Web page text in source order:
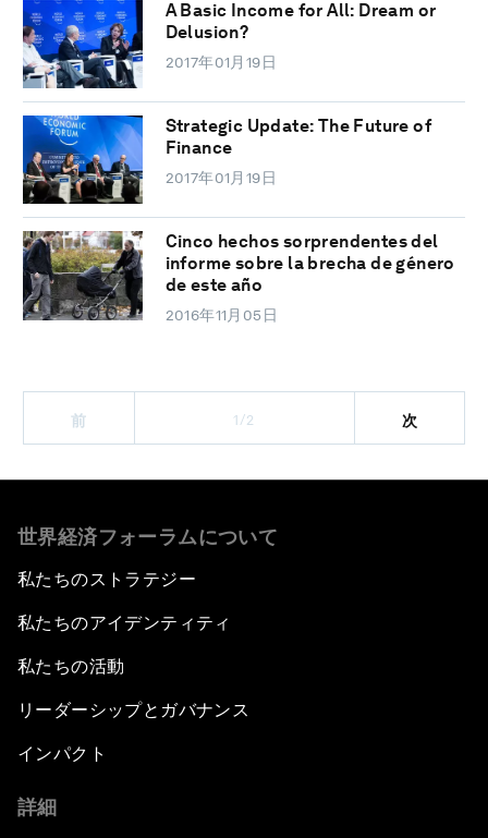
A Basic Income for All: Dream or
Delusion?
2017年01月19日
Strategic Update: The Future of
Finance
2017年01月19日
Cinco hechos sorprendentes del
informe sobre la brecha de género
de este año
2016年11月05日
前 1/2 次
世界経済フォーラムについて
私たちのストラテジー
私たちのアイデンティティ
私たちの活動
リーダーシップとガバナンス
インパクト
詳細